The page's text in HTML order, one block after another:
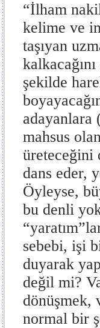
“İlham
kelime ve
taşıyan
şekilde
adayanlara
mahsus
üreteceğini
dans eder,
Öyleyse,
bu denli
sebebi, işi
duyarak
değil mi?
dönüşmek,
normal